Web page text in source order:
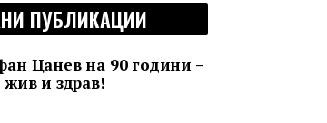
ПУБЛИКАЦИИ
Цанев на 90 години –
жив и здрав!